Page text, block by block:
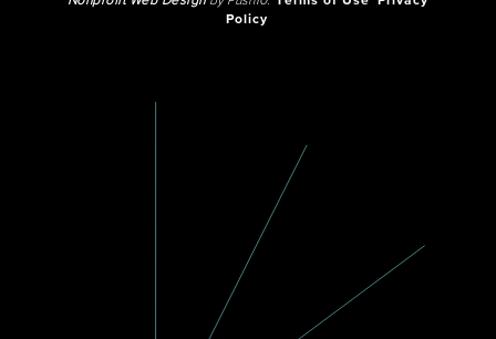
Policy